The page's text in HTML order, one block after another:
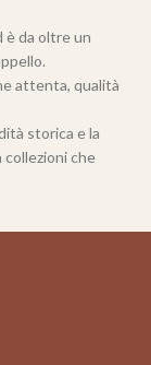
è da oltre un
attenta, qualità
storica e la
collezioni che